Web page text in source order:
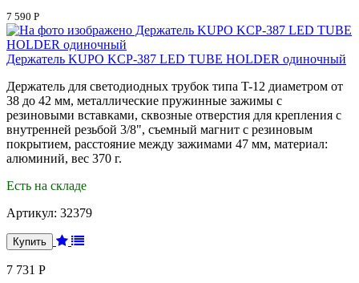
7 590 Р
Держатель KUPO KCP-387 LED TUBE HOLDER одиночный
Держатель для светодиодных трубок типа T-12 диаметром от
38 до 42 мм, металлические пружинные зажимы с
резиновыми вставками, сквозные отверстия для крепления с
внутренней резьбой 3/8", съемный магнит с резиновым
покрытием, расстояние между зажимами 47 мм, материал:
алюминий, вес 370 г.
Есть на складе
Артикул: 32379
7 731 Р